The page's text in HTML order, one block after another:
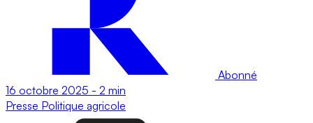
Abonné
16 octobre 2025 - 2 min
Presse Politique agricole